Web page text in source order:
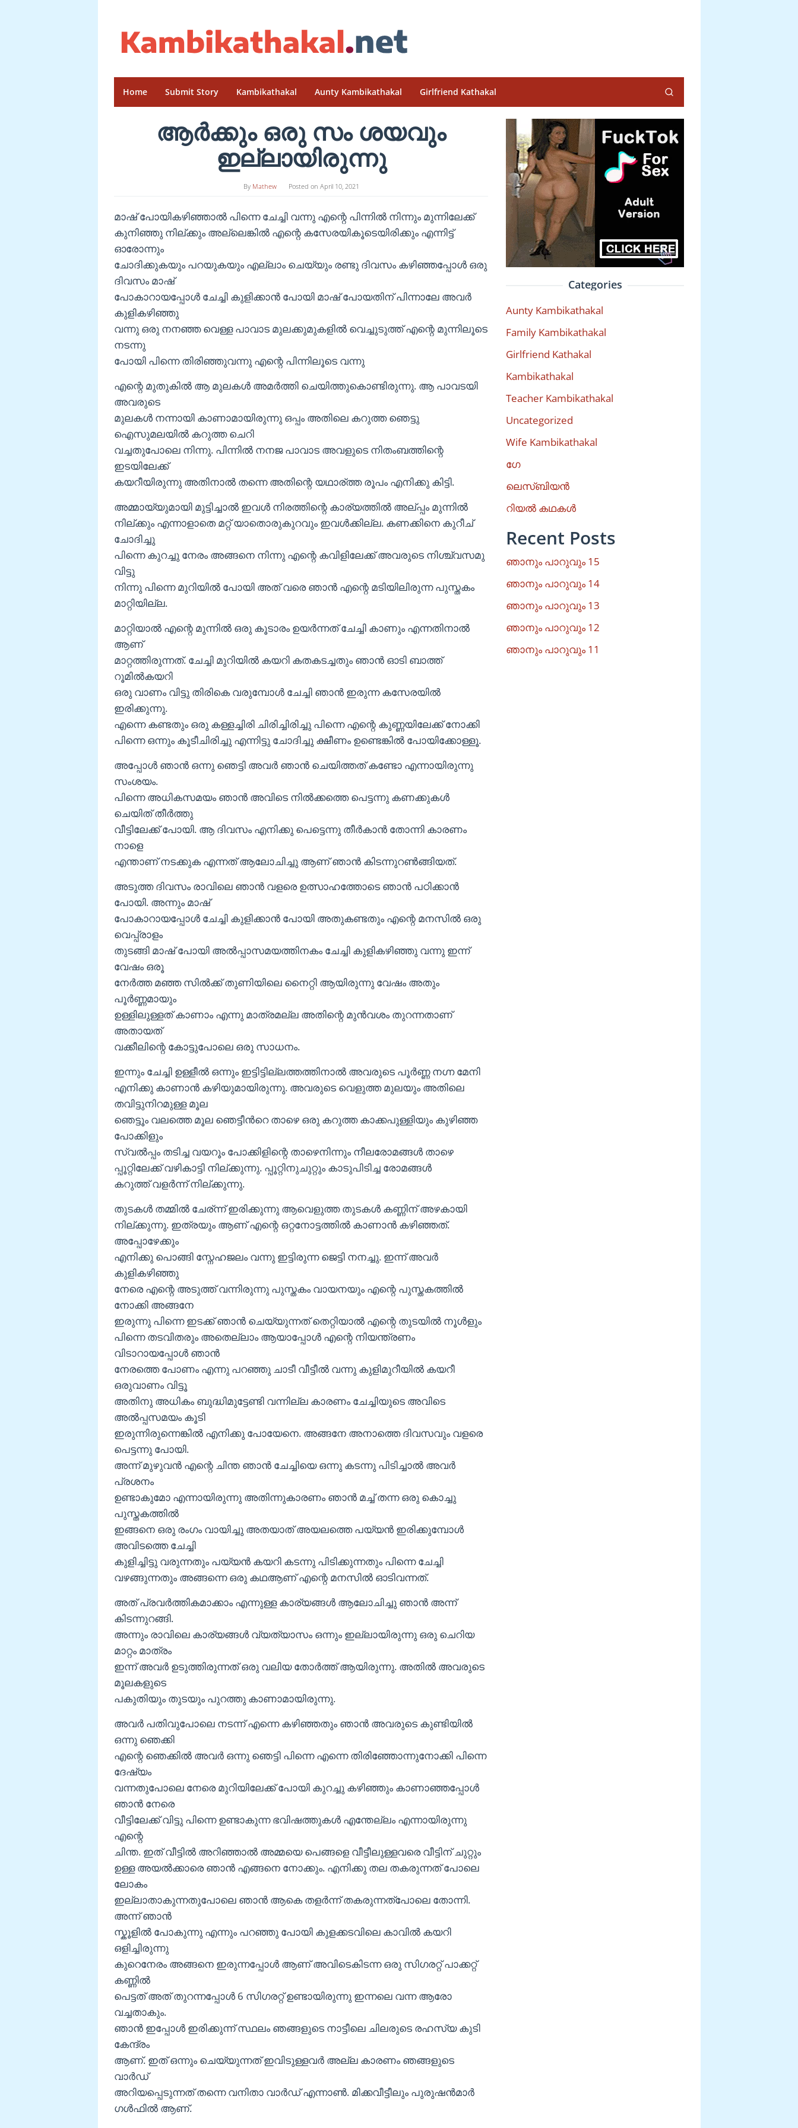
content
Home Submit Story Kambikathakal Aunty Kambikathakal Girlfriend Kathakal
ആര്‍ക്കും ഒരു സം ശയവും
ഇല്ലായിരുന്നു
By Mathew Posted on April 10, 2021
മാഷ് പോയികഴിഞ്ഞാല്‍ പിന്നെ ചേച്ചി വന്നു എന്റെ പിന്നില്‍ നിന്നും മുന്നിലേക്ക്
കുനിഞ്ഞു നില്ക്കും അല്ലെങ്കില്‍ എന്റെ കസേരയികൂടെയിരിക്കും എന്നിട്ട്
ഓരോന്നും
ചോദിക്കുകയും പറയുകയും എല്ലാം ചെയ്യും രണ്ടു ദിവസം കഴിഞ്ഞപ്പോള്‍ ഒരു
ദിവസം മാഷ്
പോകാറായപ്പോള്‍ ചേച്ചി കുളിക്കാന്‍ പോയി മാഷ് പോയതിന് പിന്നാലേ അവര്‍
കുളികഴിഞ്ഞു
വന്നു ഒരു നനഞ്ഞ വെള്ള പാവാട മുലക്കുമുകളില്‍ വെച്ചുടുത്ത് എന്റെ മുന്നിലൂടെ
നടന്നു
പോയി പിന്നെ തിരിഞ്ഞുവന്നു എന്റെ പിന്നിലൂടെ വന്നു
എന്റെ മുതുകില്‍ ആ മുലകള്‍ അമര്‍ത്തി ചെയിത്തുകൊണ്ടിരുന്നു. ആ പാവടയി
അവരുടെ
മുലകള്‍ നന്നായി കാണാമായിരുന്നു ഒപ്പം അതിലെ കറുത്ത ഞെട്ടു
ഐസുമലയില്‍ കറുത്ത ചെറി
വച്ചതുപോലെ നിന്നു. പിന്നില്‍ നനജ പാവാട അവളുടെ നിതംബത്തിന്റെ
ഇടയിലേക്ക്
കയറീയിരുന്നു അതിനാല്‍ തന്നെ അതിന്റെ യഥാര്ത്ത രൂപം എനിക്കു കിട്ടി.
അമ്മായ്യുമായി മുട്ടിച്ചാല്‍ ഇവള്‍ നിരത്തിന്റെ കാര്യത്തില്‍ അല്പ്പം മുന്നില്‍
നില്ക്കും എന്നാളാതെ മറ്റ് യാതൊരുകുറവും ഇവള്‍ക്കില്ല. കണക്കിനെ കുറീച്
ചോദിച്ചു
പിന്നെ കുറച്ചു നേരം അങ്ങനെ നിന്നു എന്റെ കവിളിലേക്ക് അവരുടെ നിശ്ച്വസമു
വിട്ടു
നിന്നു പിന്നെ മുറിയില്‍ പോയി അത് വരെ ഞാന്‍ എന്റെ മടിയിലിരുന്ന പുസ്തകം
മാറ്റിയില്ല.
മാറ്റിയാല്‍ എന്റെ മുന്നില്‍ ഒരു കൂടാരം ഉയര്‍ന്നത് ചേച്ചി കാണും എന്നതിനാല്‍
ആണ്
മാറ്റത്തിരുന്നത്. ചേച്ചി മുറിയില്‍ കയറി കതകടച്ചതും ഞാന്‍ ഓടി ബാത്ത്
റൂമില്‍കയറി
ഒരു വാണം വിട്ടു തിരികെ വരുമ്പോള്‍ ചേച്ചി ഞാന്‍ ഇരുന്ന കസേരയില്‍
ഇരിക്കുന്നു.
എന്നെ കണ്ടതും ഒരു കള്ളച്ചിരി ചിരിച്ചിരിച്ചു പിന്നെ എന്റെ കുണ്ണയിലേക്ക് നോക്കി
പിന്നെ ഒന്നും കൂടീചിരിച്ചു എന്നിട്ടു ചോദിച്ചു ക്ഷീണം ഉണ്ടെങ്കില്‍ പോയിക്കോള്ളൂ.
അപ്പോള്‍ ഞാന്‍ ഒന്നു ഞെട്ടി അവര്‍ ഞാന്‍ ചെയിത്തത് കണ്ടോ എന്നായിരുന്നു
സംശയം.
പിന്നെ അധികസമയം ഞാന്‍ അവിടെ നില്‍ക്കത്തെ പെട്ടന്നു കണക്കുകള്‍
ചെയിത് തീര്‍ത്തു
വീട്ടിലേക്ക് പോയി. ആ ദിവസം എനിക്കു പെട്ടെന്നു തീര്‍കാന്‍ തോന്നി കാരണം
നാളെ
എന്താണ് നടക്കുക എന്നത് ആലോചിച്ചു ആണ് ഞാന്‍ കിടന്നുറണ്‍ങ്ങിയത്.
അടുത്ത ദിവസം രാവിലെ ഞാന്‍ വളരെ ഉത്സാഹത്തോടെ ഞാന്‍ പഠിക്കാന്‍
പോയി. അന്നും മാഷ്
പോകാറായപ്പോള്‍ ചേച്ചി കുളിക്കാന്‍ പോയി അതുകണ്ടതും എന്റെ മനസില്‍ ഒരു
വെപ്പ്രാളം
തുടങ്ങി മാഷ് പോയി അല്‍പ്പാസമയത്തിനകം ചേച്ചി കുളികഴിഞ്ഞു വന്നു ഇന്ന്
വേഷം ഒരൂ
നേര്‍ത്ത മഞ്ഞ സില്‍ക്ക് തുണിയിലെ നൈറ്റി ആയിരുന്നു വേഷം അതും
പൂര്‍ണ്ണമായും
ഉള്ളിലുള്ളത് കാണാം എന്നു മാത്രമല്ല അതിന്റെ മുന്‍വശം തുറന്നതാണ്
അതായത്
വക്കീലിന്റെ കോട്ടുപോലെ ഒരു സാധനം.
ഇന്നും ചേച്ചി ഉള്ളീല്‍ ഒന്നും ഇട്ടിട്ടില്ലത്തത്തിനാല്‍ അവരുടെ പൂര്‍ണ്ണ നഗ്ന മേനി
എനിക്കു കാണാന്‍ കഴിയുമായിരുന്നു. അവരുടെ വെളുത്ത മുലയും അതിലെ
തവിട്ടുനിറമുള്ള മൂല
ഞെട്ടൂം വലത്തെ മൂല ഞെട്ടീന്‍റെ താഴെ ഒരു കറുത്ത കാക്കപുള്ളിയും കുഴിഞ്ഞ
പോക്കിളും
സ്വല്‍പ്പം തടിച്ച വയറൂം പോക്കിളിന്റെ താഴെനിന്നും നീലരോമങ്ങള്‍ താഴെ
പ്പൂറ്റിലേക്ക് വഴികാട്ടി നില്ക്കുന്നു. പ്പൂറ്റിനുചുറ്റും കാടുപിടിച്ച രോമങ്ങള്‍
കറുത്ത് വളര്‍ന്ന് നില്ക്കുന്നു.
തുടകള്‍ തമ്മില്‍ ചേര്ന്ന്‍ ഇരിക്കുന്നു ആവെളുത്ത തുടകള്‍ കണ്ണിന് അഴകായി
നില്ക്കുന്നു. ഇത്രയും ആണ് എന്റെ ഒറ്റനോട്ടത്തില്‍ കാണാന്‍ കഴിഞ്ഞത്.
അപ്പോഴേക്കും
എനിക്കു പൊങ്ങി സ്നേഹജലം വന്നു ഇട്ടിരുന്ന ജെട്ടി നനച്ചു. ഇന്ന് അവര്‍
കുളികഴിഞ്ഞു
നേരെ എന്റെ അടുത്ത് വന്നിരുന്നു പുസ്തകം വായനയും എന്റെ പുസ്തകത്തില്‍
നോക്കി അങ്ങനേ
ഇരുന്നു പിന്നെ ഇടക്ക് ഞാന്‍ ചെയ്യുന്നത് തെറ്റിയാല്‍ എന്റെ തുടയില്‍ നൂള്‍ളും
പിന്നെ തടവിതരും അതെല്ലാം ആയാപ്പോള്‍ എന്റെ നിയന്ത്രണം
വിടാറായപ്പോള്‍ ഞാന്‍
നേരത്തെ പോണം എന്നു പറഞ്ഞു ചാടീ വീട്ടീല്‍ വന്നു കുളിമുറീയില്‍ കയറീ
ഒരുവാണം വിട്ടൂ
അതിനു അധികം ബുദ്ധിമുട്ടേണ്ടി വന്നില്ല കാരണം ചേച്ചിയുടെ അവിടെ
അല്‍പ്പസമയം കൂടി
ഇരുന്നിരുന്നെങ്കില്‍ എനിക്കു പോയേനെ. അങ്ങനേ അനാത്തെ ദിവസവും വളരെ
പെട്ടന്നു പോയി.
അന്ന് മുഴുവന്‍ എന്റെ ചിന്ത ഞാന്‍ ചേച്ചിയെ ഒന്നു കടന്നു പിടിച്ചാല്‍ അവര്‍
പ്രശനം
ഉണ്ടാകുമോ എന്നായിരുന്നു അതിന്നുകാരണം ഞാന്‍ മച്ച് തന്ന ഒരു കൊച്ചു
പുസ്തകത്തില്‍
ഇങ്ങനെ ഒരു രംഗം വായിച്ചു അതയാത് അയലത്തെ പയ്യന്‍ ഇരിക്കുമ്പോള്‍
അവിടത്തെ ചേച്ചി
കുളിച്ചിട്ടു വരുന്നതും പയ്യന്‍ കയറി കടന്നു പിടിക്കുന്നതും പിന്നെ ചേച്ചി
വഴങ്ങുന്നതും അങ്ങന്നെ ഒരു കഥആണ് എന്റെ മനസില്‍ ഓടിവന്നത്.
അത് പ്രവര്‍ത്തികമാക്കാം എന്നുള്ള കാര്യങ്ങള്‍ ആലോചിച്ചു ഞാന്‍ അന്ന്
കിടന്നുറങ്ങി.
അന്നും രാവിലെ കാര്യങ്ങള്‍ വ്യത്യാസം ഒന്നും ഇല്ലായിരുന്നു ഒരു ചെറിയ
മാറ്റം മാത്രം
ഇന്ന് അവര്‍ ഉടുത്തിരുന്നത് ഒരു വലിയ തോര്‍ത്ത് ആയിരുന്നു. അതില്‍ അവരുടെ
മൂലകളുടെ
പകുതിയും തുടയും പുറത്തു കാണാമായിരുന്നു.
അവര്‍ പതിവുപോലെ നടന്ന്‍ എന്നെ കഴിഞ്ഞതും ഞാന്‍ അവരുടെ കുണ്ടിയില്‍
ഒന്നു ഞെക്കി
എന്റെ ഞെക്കില്‍ അവര്‍ ഒന്നു ഞെട്ടി പിന്നെ എന്നെ തിരിഞ്ഞോന്നുനോക്കി പിന്നെ
ദേഷ്യം
വന്നതുപോലെ നേരെ മുറിയിലേക്ക് പോയി കുറച്ചു കഴിഞ്ഞും കാണാഞ്ഞപ്പോള്‍
ഞാന്‍ നേരെ
വീട്ടിലേക്ക് വിട്ടു പിന്നെ ഉണ്ടാകുന്ന ഭവിഷത്തുകള്‍ എന്തേല്ലം എന്നായിരുന്നു
എന്റെ
ചിന്ത. ഇത് വീട്ടില്‍ അറിഞ്ഞാല്‍ അമ്മയെ പെങ്ങളെ വീട്ടീലുള്ളവരെ വീട്ടിന് ചുറ്റും
ഉള്ള അയല്‍ക്കാരെ ഞാന്‍ എങ്ങനെ നോക്കും. എനിക്കു തല തകരുന്നത് പോലെ
ലോകം
ഇല്ലാതാകുന്നതുപോലെ ഞാന്‍ ആകെ തളര്‍ന്ന് തകരുന്നത്പോലെ തോന്നി.
അന്ന് ഞാന്‍
സ്കൂളില്‍ പോകുന്നു എന്നും പറഞ്ഞു പോയി കുളക്കടവിലെ കാവില്‍ കയറി
ഒളിച്ചിരുന്നു
കുറെനേരം അങ്ങനെ ഇരുന്നപ്പോള്‍ ആണ് അവിടെകിടന്ന ഒരു സിഗരറ്റ് പാക്കറ്റ്
കണ്ണില്‍
പെട്ടത് അത് തുറന്നപ്പോള്‍ 6 സിഗരറ്റ് ഉണ്ടായിരുന്നു ഇന്നലെ വന്ന ആരോ
വച്ചതാകും.
ഞാന്‍ ഇപ്പോള്‍ ഇരിക്കുന്ന് സ്ഥലം ഞങ്ങളുടെ നാട്ടീലെ ചിലരുടെ രഹസ്യ കുടി
കേന്ദ്രം
ആണ്. ഇത് ഒന്നും ചെയ്യുന്നത് ഇവിടുള്ളവര്‍ അല്ല കാരണം ഞങ്ങളുടെ
വാര്‍ഡ്
അറിയപ്പെടുന്നത് തന്നെ വനിതാ വാര്‍ഡ് എന്നാണ്‍. മിക്കവീട്ടീലും പുരുഷന്‍മാര്‍
ഗള്‍ഫില്‍ ആണ്.
Categories
Aunty Kambikathakal
Family Kambikathakal
Girlfriend Kathakal
Kambikathakal
Teacher Kambikathakal
Uncategorized
Wife Kambikathakal
ഗേ
ലെസ്ബിയൻ
റിയൽ കഥകൾ
Recent Posts
ഞാനും പാറുവും 15
ഞാനും പാറുവും 14
ഞാനും പാറുവും 13
ഞാനും പാറുവും 12
ഞാനും പാറുവും 11